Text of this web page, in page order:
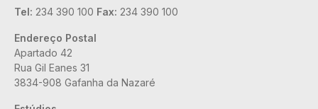
Tel: 234 390 100 Fax: 234 390 100
Endereço Postal
Apartado 42
Rua Gil Eanes 31
3834-908 Gafanha da Nazaré